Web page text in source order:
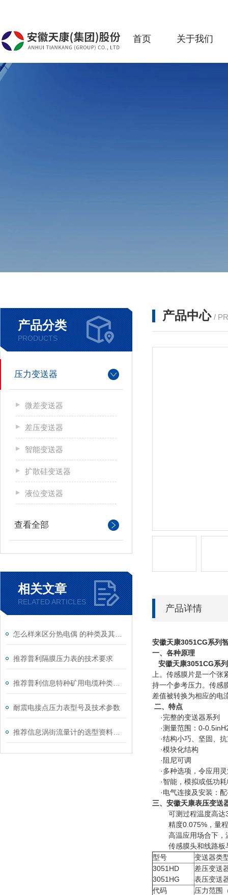
首页 关于我们
产品分类
PRODUCTS
压力变送器
微差变送器
差压变送器
智能变送器
扩散硅变送器
液位变送器
查看全部
相关文章
RELATED ARTICLES
推荐普利隔膜压力表的技术要求
耐震电接点压力表型号及技术参数
产品中心 /
产品详情
安徽天康3051CG系列
一、各种原理
安徽天康3051CG系
上。传感膜片是一个
持一个参考压力。传感
差值被转换为相应的电
二、特点
·完整的变送器系列
·测量范围：0-
·结构小巧、坚固、
·模块化结构
·阻尼可调
·多种选项，令应用
·智能，模拟或低功
·电气连接及安装：
三、安徽天康表压变送
可测过程温度高达
精度0.075%，量程
高温应用场合下，
传感膜头和线路板
型号
变送器类
3051HD
3051HG
差压变送
表压变送
代码
压力范围